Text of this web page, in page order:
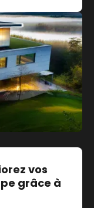
vos
grâce à